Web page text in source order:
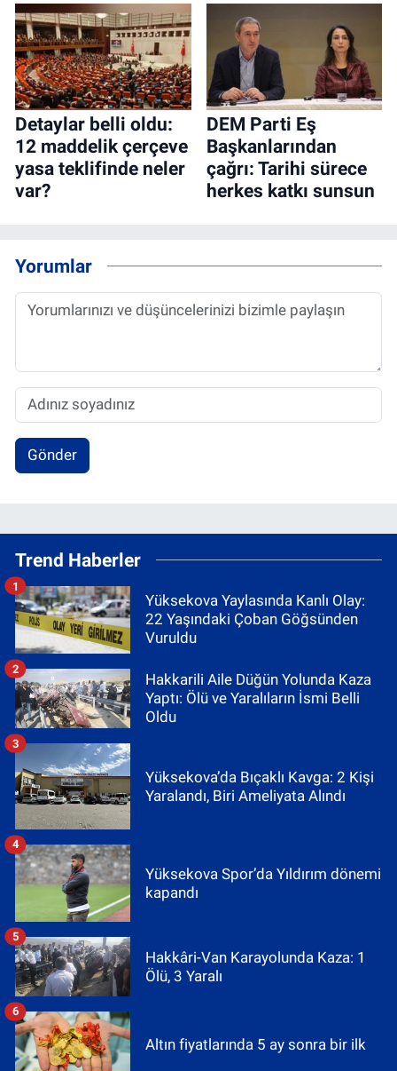
Detaylar belli oldu:
12 maddelik çerçeve
yasa teklifinde neler
var?
DEM Parti Eş
Başkanlarından
çağrı: Tarihi sürece
herkes katkı sunsun
Yorumlar
Gönder
Trend Haberler
Yüksekova Yaylasında Kanlı Olay:
22 Yaşındaki Çoban Göğsünden
Vuruldu
1
Hakkarili Aile Düğün Yolunda Kaza
Yaptı: Ölü ve Yaralıların İsmi Belli
Oldu
2
Yüksekova’da Bıçaklı Kavga: 2 Kişi
Yaralandı, Biri Ameliyata Alındı
3
Yüksekova Spor’da Yıldırım dönemi
kapandı
4
Hakkâri-Van Karayolunda Kaza: 1
Ölü, 3 Yaralı
5
Altın fiyatlarında 5 ay sonra bir ilk
6